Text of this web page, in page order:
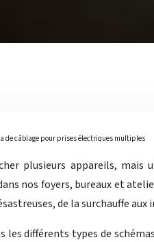
de câblage pour prises électriques multiples
plusieurs appareils,
nos foyers, bureaux et
de la surchauffe
les différents types de